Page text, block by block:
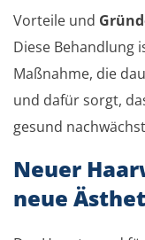
Vorteile und
Diese Behandlung
Maßnahme, die
und dafür sorgt,
gesund
Neuer
neue